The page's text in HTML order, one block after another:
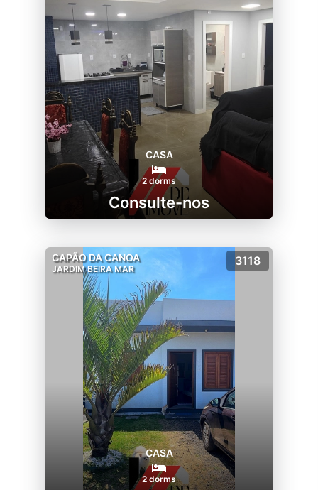
CASA
2 dorms
Consulte-nos
CAPÃO DA CANOA
JARDIM BEIRA MAR
3118
CASA
2 dorms